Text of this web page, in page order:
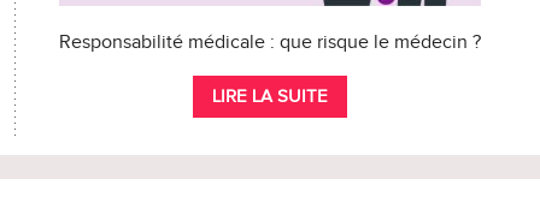
Responsabilité médicale : que risque le médecin ?
LIRE LA SUITE